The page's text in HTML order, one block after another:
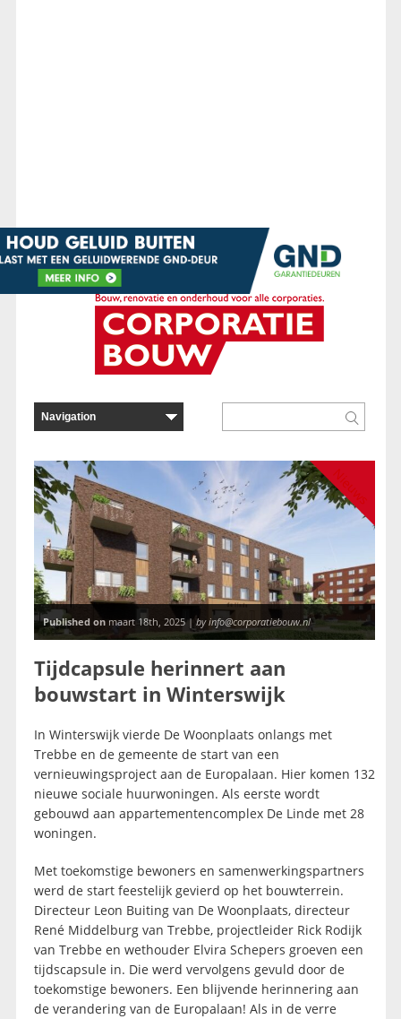
Nieuws
Published onmaart 18th, 2025 | by info@corporatiebouw.nl
Tijdcapsule herinnert aan
bouwstart in Winterswijk
In Winterswijk vierde De Woonplaats onlangs met
Trebbe en de gemeente de start van een
vernieuwingsproject aan de Europalaan. Hier komen 132
nieuwe sociale huurwoningen. Als eerste wordt
gebouwd aan appartementencomplex De Linde met 28
woningen.
Met toekomstige bewoners en samenwerkingspartners
werd de start feestelijk gevierd op het bouwterrein.
Directeur Leon Buiting van De Woonplaats, directeur
René Middelburg van Trebbe, projectleider Rick Rodijk
van Trebbe en wethouder Elvira Schepers groeven een
tijdscapsule in. Die werd vervolgens gevuld door de
toekomstige bewoners. Een blijvende herinnering aan
de verandering van de Europalaan! Als in de verre